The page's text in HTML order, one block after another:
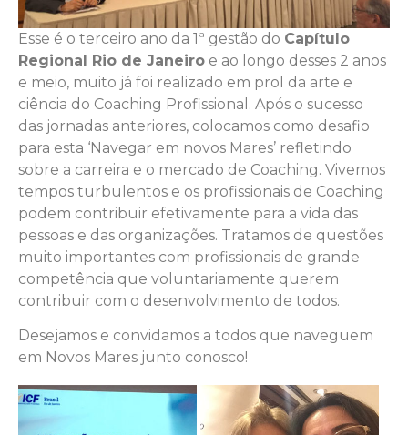
Esse é o terceiro ano da 1ª gestão do Capítulo
Regional Rio de Janeiro e ao longo desses 2 anos
e meio, muito já foi realizado em prol da arte e
ciência do Coaching Profissional. Após o sucesso
das jornadas anteriores, colocamos como desafio
para esta ‘Navegar em novos Mares’ refletindo
sobre a carreira e o mercado de Coaching. Vivemos
tempos turbulentos e os profissionais de Coaching
podem contribuir efetivamente para a vida das
pessoas e das organizações. Tratamos de questões
muito importantes com profissionais de grande
competência que voluntariamente querem
contribuir com o desenvolvimento de todos.
Desejamos e convidamos a todos que naveguem
em Novos Mares junto conosco!